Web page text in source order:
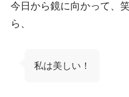
今日から鏡に向かって、
ら、
私は美しい！